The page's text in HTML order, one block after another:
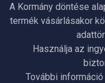
A Kormány döntése
termék vásárlásakor
Használja az
További